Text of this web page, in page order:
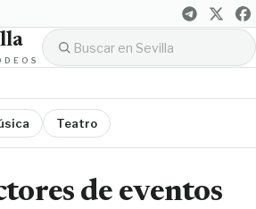
Teatro
de eventos